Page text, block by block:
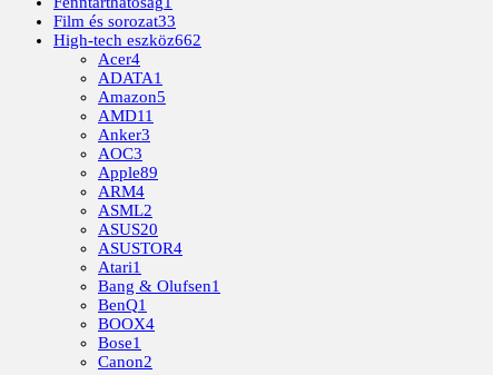
Film és sorozat33
High-tech eszköz662
Acer4
ADATA1
Amazon5
AMD11
Anker3
AOC3
Apple89
ARM4
ASML2
ASUS20
ASUSTOR4
Atari1
Bang & Olufsen1
BenQ1
BOOX4
Bose1
Canon2